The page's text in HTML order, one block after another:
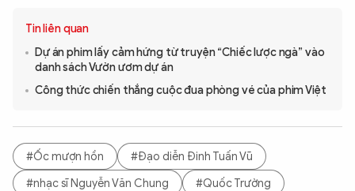
Tin liên quan
Dự án phim lấy cảm hứng từ truyện “Chiếc lược ngà” vào
danh sách Vườn ươm dự án
Công thức chiến thắng cuộc đua phòng vé của phim Việt
#Ốc mượn hồn
#Đạo diễn Đinh Tuấn Vũ
#nhạc sĩ Nguyễn Văn Chung
#Quốc Trường